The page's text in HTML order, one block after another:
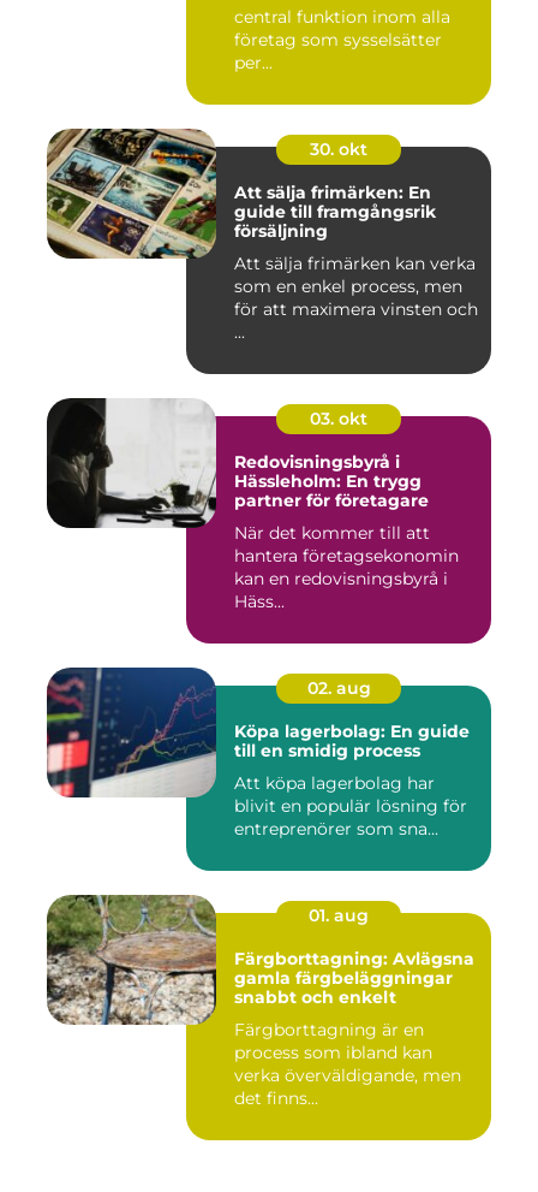
central funktion inom alla
företag som sysselsätter
per...
30. okt
Att sälja frimärken: En
guide till framgångsrik
försäljning
Att sälja frimärken kan verka
som en enkel process, men
för att maximera vinsten och
...
03. okt
Redovisningsbyrå i
Hässleholm: En trygg
partner för företagare
När det kommer till att
hantera företagsekonomin
kan en redovisningsbyrå i
Häss...
02. aug
Köpa lagerbolag: En guide
till en smidig process
Att köpa lagerbolag har
blivit en populär lösning för
entreprenörer som sna...
01. aug
Färgborttagning: Avlägsna
gamla färgbeläggningar
snabbt och enkelt
Färgborttagning är en
process som ibland kan
verka överväldigande, men
det finns...